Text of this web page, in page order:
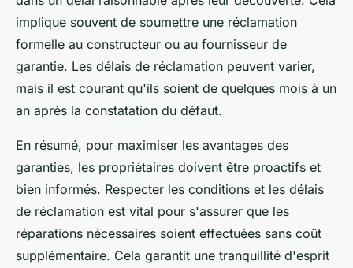
implique souvent de soumettre une réclamation
formelle au constructeur ou au fournisseur de
garantie. Les délais de réclamation peuvent varier,
mais il est courant qu'ils soient de quelques mois à un
an après la constatation du défaut.
En résumé, pour maximiser les avantages des
garanties, les propriétaires doivent être proactifs et
bien informés. Respecter les conditions et les délais
de réclamation est vital pour s'assurer que les
réparations nécessaires soient effectuées sans coût
supplémentaire. Cela garantit une tranquillité d'esprit